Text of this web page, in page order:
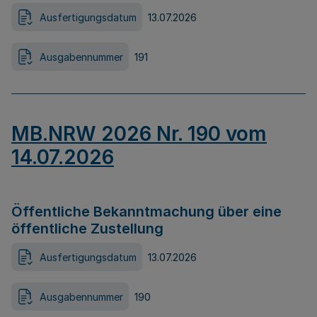
Ausfertigungsdatum 13.07.2026
Ausgabennummer 191
MB.NRW 2026 Nr. 190 vom
14.07.2026
Öffentliche Bekanntmachung über eine
öffentliche Zustellung
Ausfertigungsdatum 13.07.2026
Ausgabennummer 190